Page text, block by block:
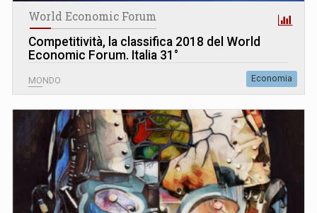
World Economic Forum
Competitività, la classifica 2018 del World
Economic Forum. Italia 31°
MONDO Economia